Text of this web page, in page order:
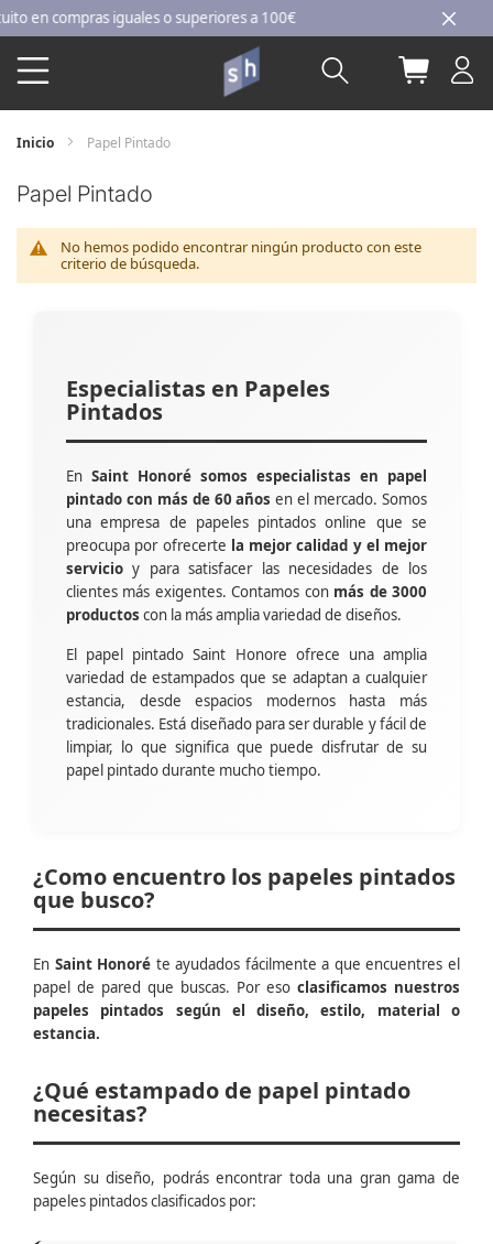
Ir
al
contenido
compras iguales o superiores a 100€
Buscar Mi
Inicio Papel Pintado
Papel Pintado
No hemos podido encontrar ningún producto con este
criterio de búsqueda.
Especialistas en Papeles
Pintados
En Saint Honoré somos especialistas en papel
pintado con más de 60 años en el mercado. Somos
una empresa de papeles pintados online que se
preocupa por ofrecerte la mejor calidad y el mejor
servicio y para satisfacer las necesidades de los
clientes más exigentes. Contamos con más de 3000
productos con la más amplia variedad de diseños.
El papel pintado Saint Honore ofrece una amplia
variedad de estampados que se adaptan a cualquier
estancia, desde espacios modernos hasta más
tradicionales. Está diseñado para ser durable y fácil de
limpiar, lo que significa que puede disfrutar de su
papel pintado durante mucho tiempo.
¿Como encuentro los papeles pintados
que busco?
En Saint Honoré te ayudados fácilmente a que encuentres el
papel de pared que buscas. Por eso clasificamos nuestros
papeles pintados según el diseño, estilo, material o
estancia.
¿Qué estampado de papel pintado
necesitas?
Según su diseño, podrás encontrar toda una gran gama de
papeles pintados clasificados por: